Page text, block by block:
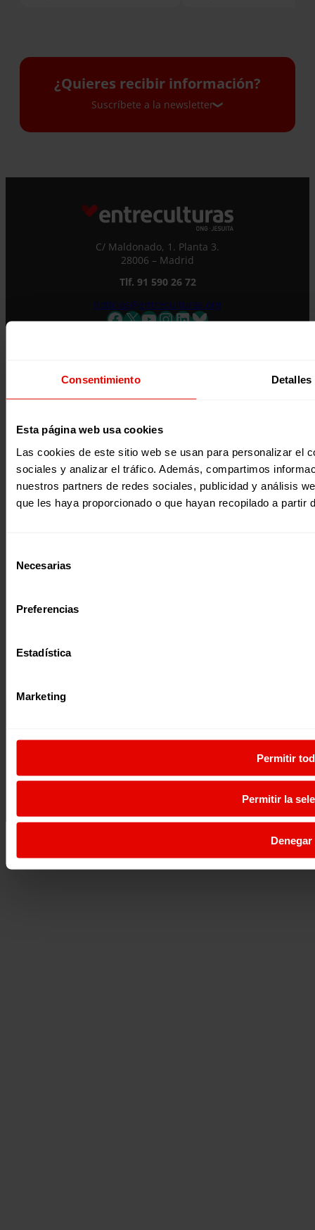
Consentimiento Detalles
Esta página web usa cookies
Las cookies de este sitio web se usan para personalizar el
sociales y analizar el tráfico. Además, compartimos
nuestros partners de redes sociales, publicidad y análisis
que les haya proporcionado o que hayan recopilado a
Necesarias
Preferencias
Estadística
Marketing
Permitir
Permitir la
Denegar
¿Quieres recibir información?
Suscríbete a la newsletter
y los correos puntuales en los que te
ofrecemos información, no dejes de completar
este formulario. Al instante, te daremos de
alta en nuestra base de datos y podrás estar
al tanto de todas las novedades.
Apellidos
Acepto laPolítica de Privacidad
Responsable del tratamiento con la finalidad de…
Suscribirme
C/ Maldonado, 1. Planta 3.
28006 – Madrid
Tlf. 91 590 26 72
noticias@entreculturas.org
Facebook
X YouTube
Instagram
LinkedIn
Bluesky
Página web financiada por el Plan de Recuperación, Transformación y
Resiliencia de España «Next Generation EU»